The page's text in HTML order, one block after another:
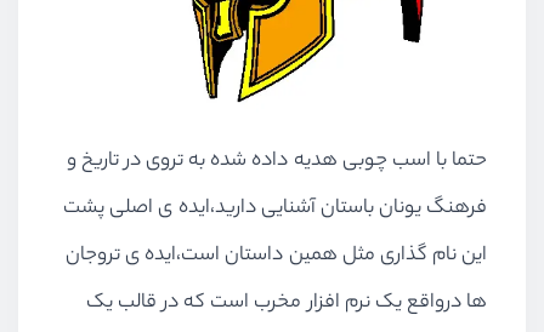
حتما با اسب چوبی هدیه داده شده به تروی در تاریخ و
فرهنگ یونان باستان آشنایی دارید،ایده ی اصلی پشت
این نام گذاری مثل همین داستان است،ایده ی تروجان
ها درواقع یک نرم افزار مخرب است که در قالب یک